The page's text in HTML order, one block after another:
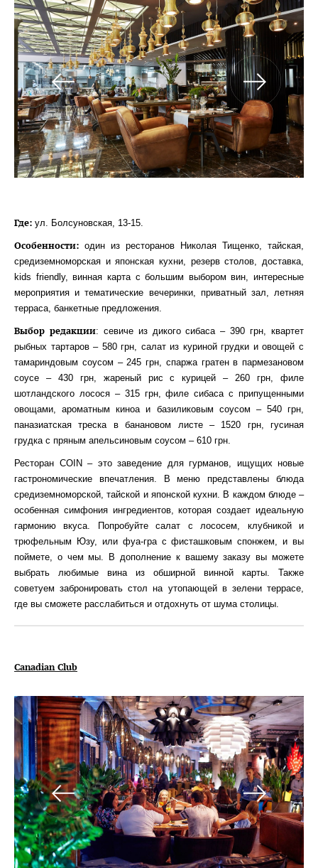
Где: ул. Болсуновская, 13-15.
Особенности: один из ресторанов Николая Тищенко, тайская,
средиземноморская и японская кухни, резерв столов, доставка,
kids friendly, винная карта с большим выбором вин, интересные
мероприятия и тематические вечеринки, приватный зал, летняя
терраса, банкетные предложения.
Выбор редакции: севиче из дикого сибаса – 390 грн, квартет
рыбных тартаров – 580 грн, салат из куриной грудки и овощей с
тамариндовым соусом – 245 грн, спаржа гратен в пармезановом
соусе – 430 грн, жареный рис с курицей – 260 грн, филе
шотландского лосося – 315 грн, филе сибаса с припущенными
овощами, ароматным киноа и базиликовым соусом – 540 грн,
паназиатская треска в банановом листе – 1520 грн, гусиная
грудка с пряным апельсиновым соусом – 610 грн.
Ресторан COIN – это заведение для гурманов, ищущих новые
гастрономические впечатления. В меню представлены блюда
средиземноморской, тайской и японской кухни. В каждом блюде –
особенная симфония ингредиентов, которая создает идеальную
гармонию вкуса. Попробуйте салат с лососем, клубникой и
трюфельным Юзу, или фуа-гра с фисташковым спонжем, и вы
поймете, о чем мы. В дополнение к вашему заказу вы можете
выбрать любимые вина из обширной винной карты. Также
советуем забронировать стол на утопающей в зелени террасе,
где вы сможете расслабиться и отдохнуть от шума столицы.
Canadian Club